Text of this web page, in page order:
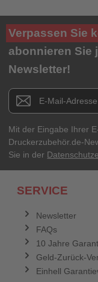
Ihre Bewertung**
★★★★★
Titel**
E-Mail-Adresse
Ihr Passwort
Verpassen Sie
abonnieren Sie
Newsletter!
Newsletter E-Mail
Mit der Eingabe Ihrer
Druckerzubehör.de-
Sie in der
SERVICE
Newsletter
FAQs
10 Jahre
Geld-Zurück-
Einhell